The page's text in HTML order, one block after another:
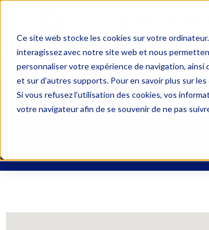
Ce site web stocke les cookies sur votre
interagissez avec notre site web et nous
personnaliser votre expérience de navigation,
et sur d'autres supports. Pour en savoir plus sur
Si vous refusez l'utilisation des cookies, vos
votre navigateur afin de se souvenir de ne pas